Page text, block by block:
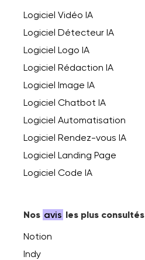
Logiciel Vidéo IA
Logiciel Détecteur IA
Logiciel Logo IA
Logiciel Rédaction IA
Logiciel Image IA
Logiciel Chatbot IA
Logiciel Automatisation
Logiciel Rendez-vous IA
Logiciel Landing Page
Logiciel Code IA
Nos avis les plus consultés
Notion
Indy